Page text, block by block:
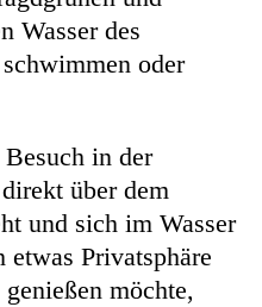
Wasser des
oder
in der
über dem
und sich im Wasser
Privatsphäre
möchte,